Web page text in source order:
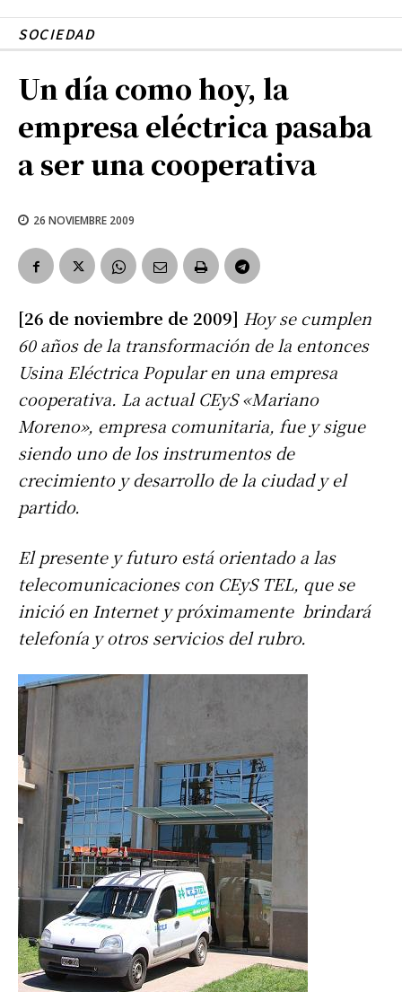
SOCIEDAD
Un día como hoy, la
empresa eléctrica pasaba
a ser una cooperativa
26 NOVIEMBRE 2009
[26 de noviembre de 2009] Hoy se cumplen
60 años de la transformación de la entonces
Usina Eléctrica Popular en una empresa
cooperativa. La actual CEyS «Mariano
Moreno», empresa comunitaria, fue y sigue
siendo uno de los instrumentos de
crecimiento y desarrollo de la ciudad y el
partido.
El presente y futuro está orientado a las
telecomunicaciones con CEyS TEL, que se
inició en Internet y próximamente brindará
telefonía y otros servicios del rubro.